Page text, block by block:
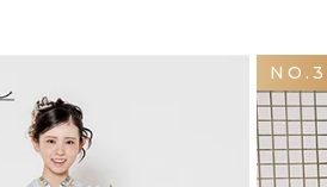
NO.3